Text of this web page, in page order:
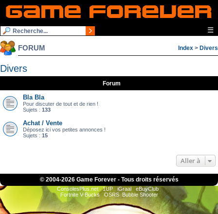
☰
FORUM Index > Divers
Divers
Forum
Bla Bla
Pour discuter de tout et de rien !
Sujets : 133
Achat / Vente
Déposez ici vos petites annonces !
Sujets : 15
Aller à
© 2004-2026 Game Forever - Tous droits réservés
ConsolesPlus.net 1UP iGraal
eBuyClub
Fortnite V-Bucks
OSRS Bubble Shooter